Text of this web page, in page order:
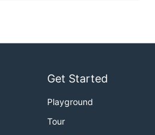
Get Started
Playground
Tour